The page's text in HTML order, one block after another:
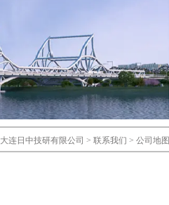
大连日中技研有限公司 > 联系我们 > 公司地图